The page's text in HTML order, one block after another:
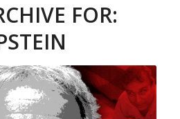
FOR: